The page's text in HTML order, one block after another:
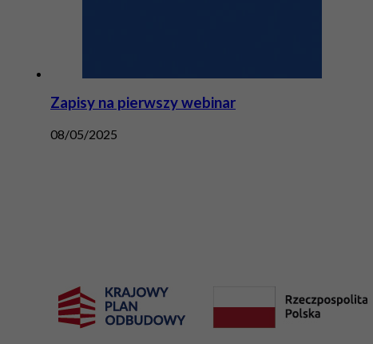
Zapisy na pierwszy webinar
08/05/2025